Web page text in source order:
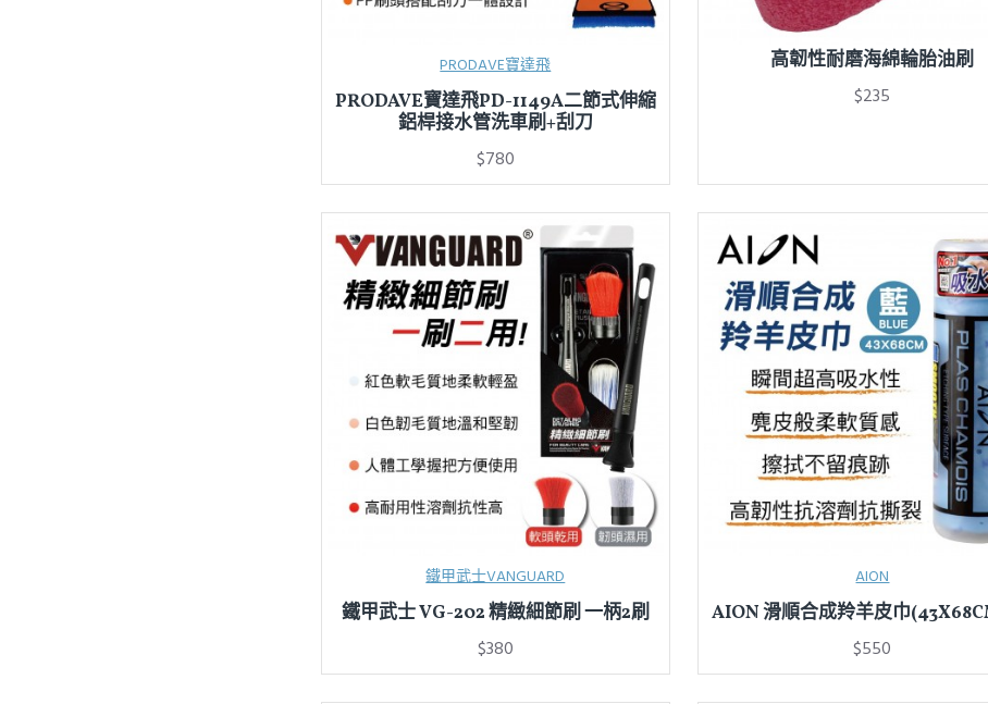
PRODAVE寶達飛
PRODAVE寶達飛PD-1149A二節式伸縮
鋁桿接水管洗車刷+刮刀
$780
高韌性耐磨海綿輪胎油刷
$235
鐵甲武士VANGUARD
鐵甲武士 VG-202 精緻細節刷 一柄2刷
$380
AION
AION 滑順合成羚羊皮巾
$550